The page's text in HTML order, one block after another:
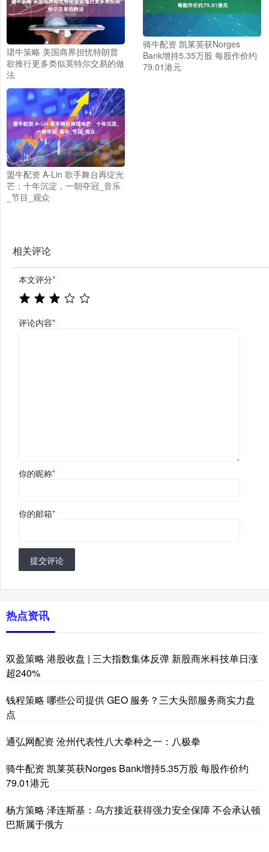
珺牛策略 美国商界担忧特朗普
欲推行更多类似英特尔交易的做
法
骑牛配资 凯莱英获Norges
Bank增持5.35万股 每股作价约
79.01港元
盟牛配资 A-Lin 歌手舞台再绽光
芒：十年沉淀，一朝夺冠_音乐
_节目_观众
相关评论
本文评分*
评论内容*
你的昵称*
你的邮箱*
提交评论
热点资讯
双盈策略 港股收盘 | 三大指数集体反弹 新股商米科技单日涨
超240%
钱程策略 哪些公司提供 GEO 服务？三大头部服务商实力盘
点
通弘网配资 沧州代表性八大拳种之一：八极拳
骑牛配资 凯莱英获Norges Bank增持5.35万股 每股作价约
79.01港元
杨方策略 泽连斯基：乌方接近获得强力安全保障 不会承认顿
巴斯属于俄方